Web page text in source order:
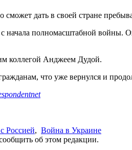
сможет дать в своей стране
начала полномасштабной войны.
коллегой Анджеем Дудой.
что уже вернулся и
Россией, Война в Украине
об этом редакции.